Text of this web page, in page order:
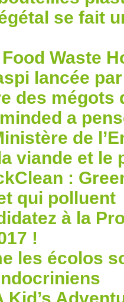
se fait
Food Waste
lancée
des mégots
a
de
viande et le
:
qui polluent
à la
!
les écolos